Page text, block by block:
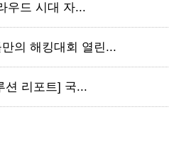
우드 시대 자...
의 해킹대회 열린...
션 리포트] 국...